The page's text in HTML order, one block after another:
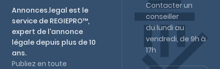
Annonces.legal est le
service de REGIEPRO™,
expert de l'annonce
légale depuis plus de 10
ans.
Publiez en toute
Contacter un
conseiller
du lundi au
vendredi, de 9h à
17h